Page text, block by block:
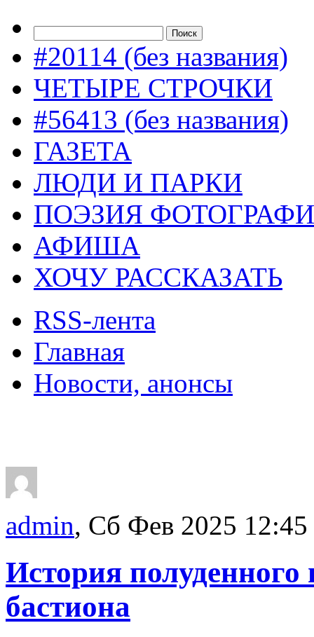
#20114 (без названия)
ЧЕТЫРЕ СТРОЧКИ
#56413 (без названия)
ГАЗЕТА
ЛЮДИ И ПАРКИ
ПОЭЗИЯ
АФИША
ХОЧУ РАССКАЗАТЬ
RSS-лента
Главная
Новости, анонсы
admin, Сб Фев 2025 12:45
История полуденного
бастиона